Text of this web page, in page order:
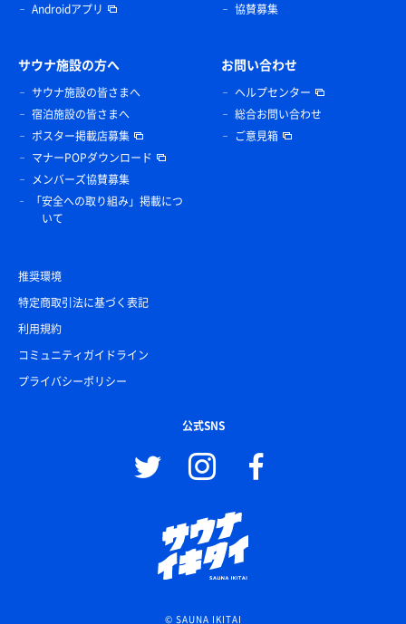
Androidアプリ
協賛募集
サウナ施設の方へ
サウナ施設の皆さまへ
宿泊施設の皆さまへ
ポスター掲載店募集
マナーPOPダウンロード
メンバーズ協賛募集
「安全への取り組み」掲載につ
いて
お問い合わせ
ヘルプセンター
総合お問い合わせ
ご意見箱
推奨環境
特定商取引法に基づく表記
利用規約
コミュニティガイドライン
プライバシーポリシー
公式SNS
© SAUNA IKITAI